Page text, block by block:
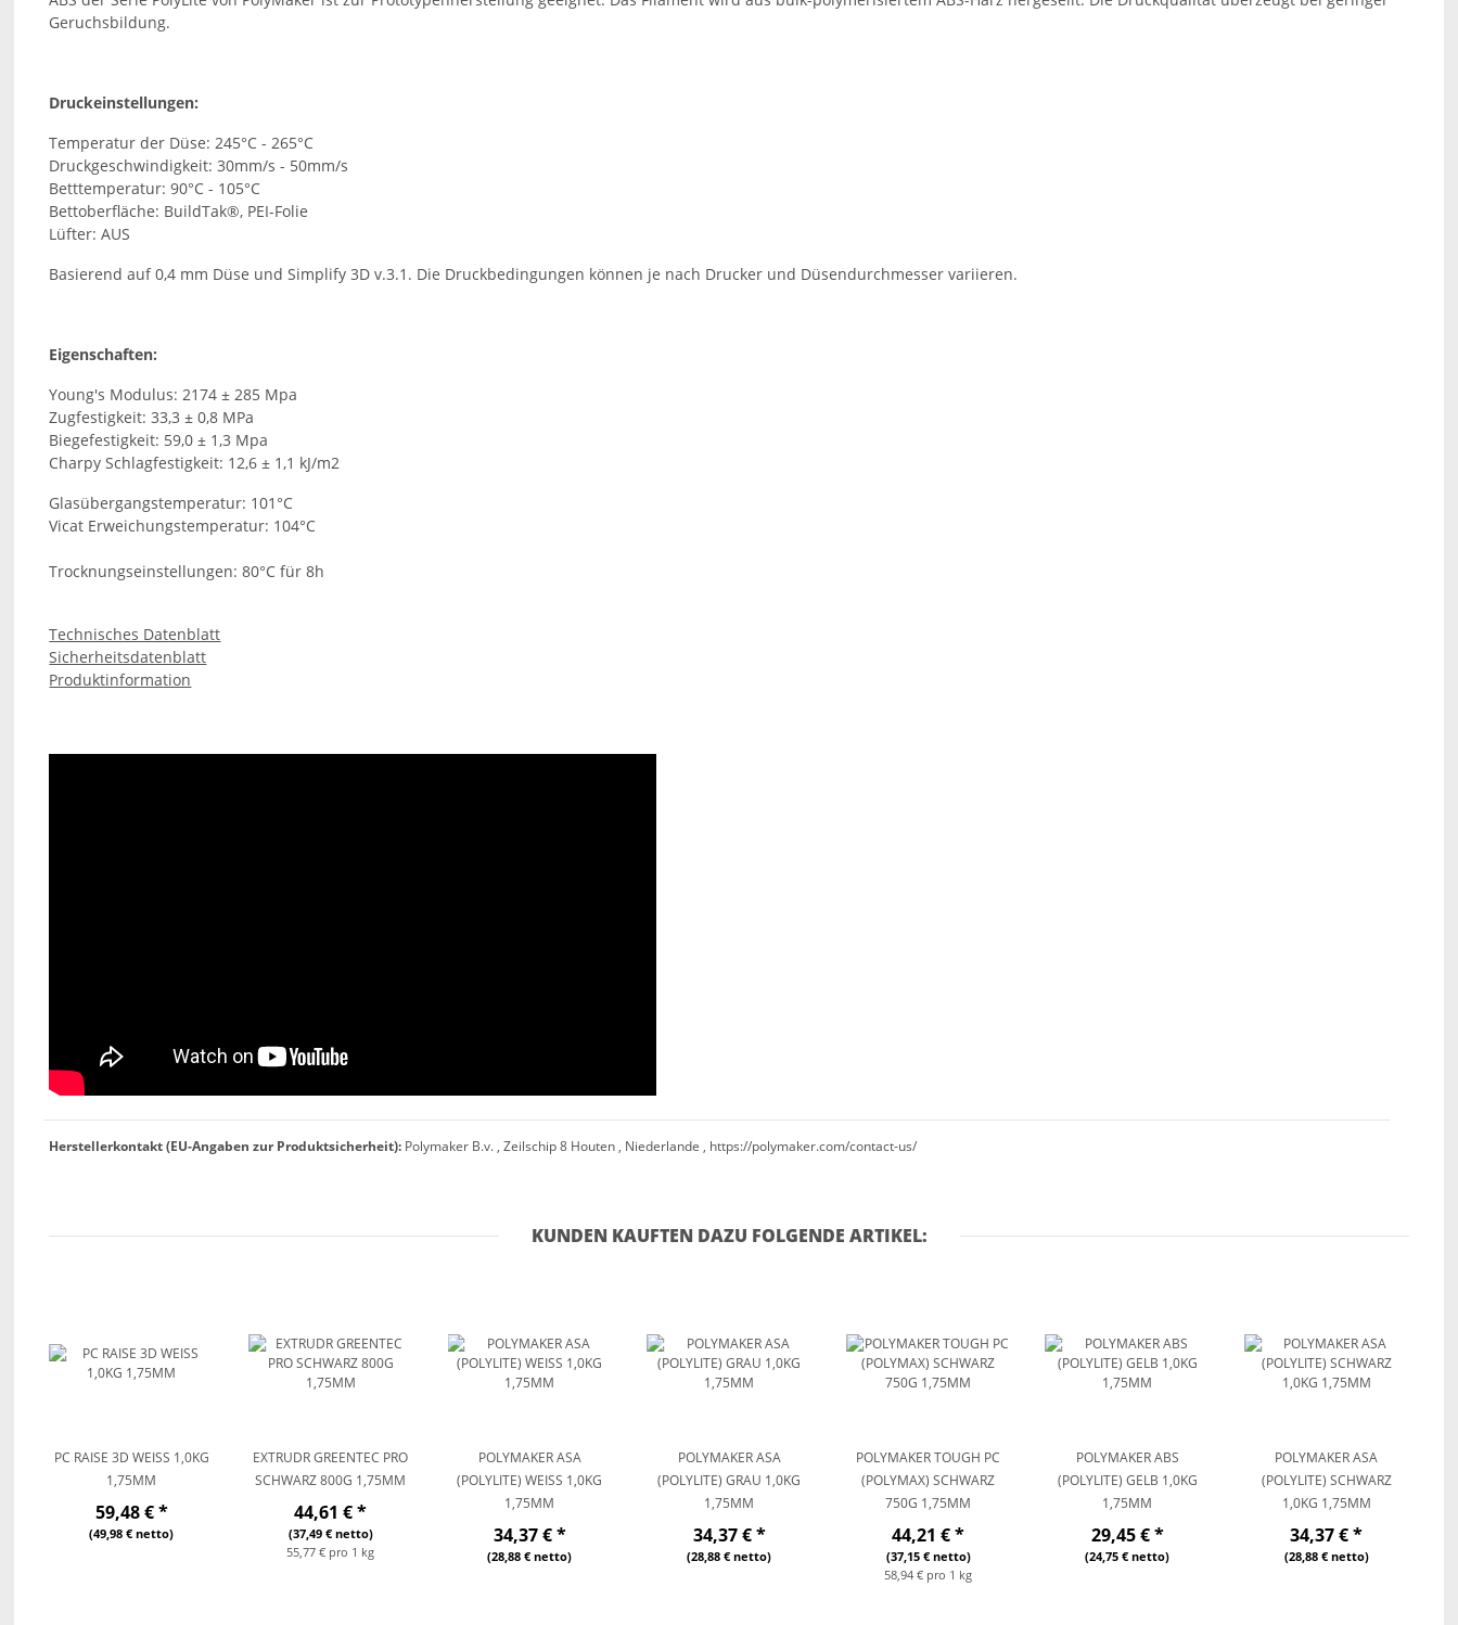
Geruchsbildung.
Druckeinstellungen:
Temperatur der Düse: 245°C - 265°C
Druckgeschwindigkeit: 30mm/s - 50mm/s
Betttemperatur: 90°C - 105°C
Bettoberfläche: BuildTak®, PEI-Folie
Lüfter: AUS
Basierend auf 0,4 mm Düse und Simplify 3D v.3.1. Die Druckbedingungen können je nach Drucker und Düsendurchmesser variieren.
Eigenschaften:
Young's Modulus: 2174 ± 285 Mpa
Zugfestigkeit: 33,3 ± 0,8 MPa
Biegefestigkeit: 59,0 ± 1,3 Mpa
Charpy Schlagfestigkeit: 12,6 ± 1,1 kJ/m2
Glasübergangstemperatur: 101°C
Vicat Erweichungstemperatur: 104°C
Trocknungseinstellungen: 80°C für 8h
Technisches Datenblatt
Sicherheitsdatenblatt
Produktinformation
Herstellerkontakt (EU-Angaben zur Produktsicherheit): Polymaker B.v. , Zeilschip 8 Houten , Niederlande , https://polymaker.com/contact-us/
KUNDEN KAUFTEN DAZU FOLGENDE ARTIKEL:
PC RAISE 3D WEISS 1,0KG 1
,75MM
59,48 €*
(49,98 € netto)
EXTRUDR GREENTEC PRO
SCHWARZ 800G 1,75MM
44,61 €*
(37,49 € netto)
55,77 € pro 1 kg
POLYMAKER ASA
(POLYLITE) WEISS 1,0KG 1
,75MM
34,37 €*
(28,88 € netto)
POLYMAKER ASA
(POLYLITE) GRAU 1,0KG
1,75MM
34,37 €*
(28,88 € netto)
POLYMAKER TOUGH PC
(POLYMAX) SCHWARZ
750G 1,75MM
44,21 €*
(37,15 € netto)
58,94 € pro 1 kg
POLYMAKER ABS
(POLYLITE) GELB 1,0KG
1,75MM
29,45 €*
(24,75 € netto)
POLYMAKER ASA
(POLYLITE) SCHWARZ
1,0KG 1,75MM
34,37 €*
(28,88 € netto)